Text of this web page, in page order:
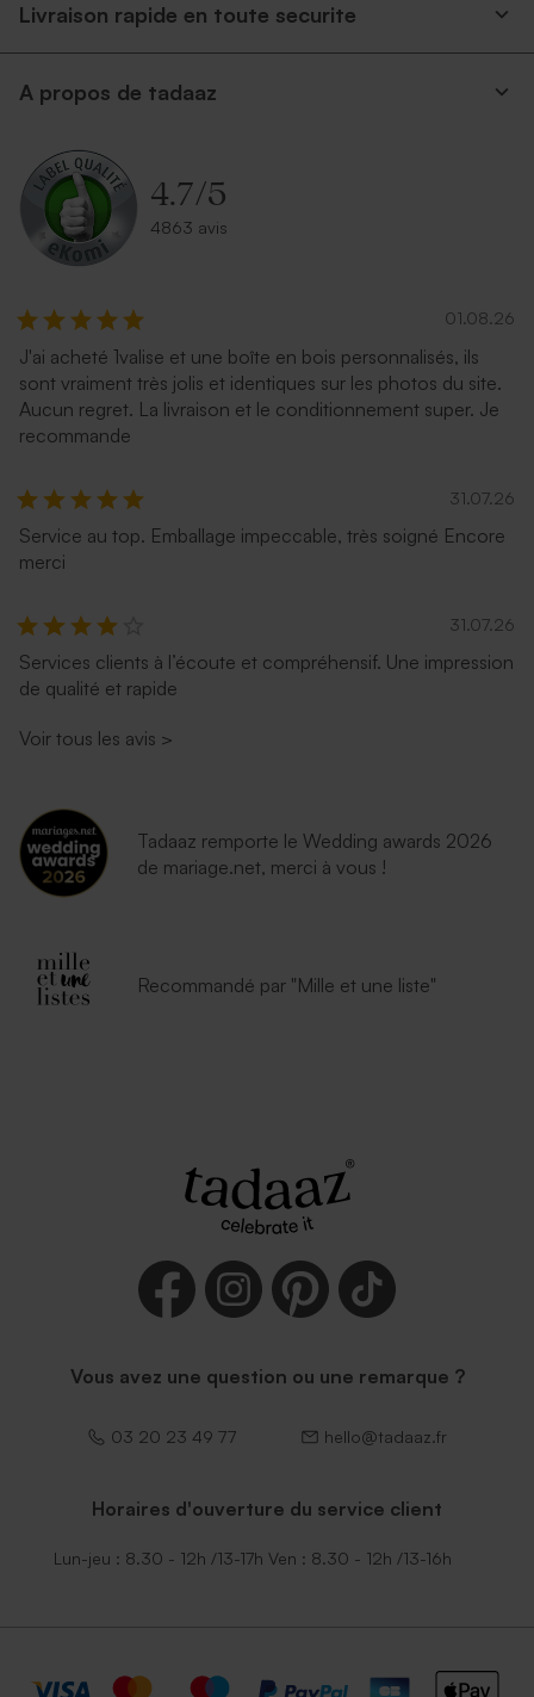
Enveloppe vœux dorée
Superbe enveloppe carrée
Enveloppe vœux mouchetée Enveloppe voeux rouille petit
format
Livraison rapide en toute securite
A propos de tadaaz
4.7/5
4863 avis
01.08.26
J'ai acheté 1valise et une boîte en bois personnalisés, ils
sont vraiment très jolis et identiques sur les photos du site.
Aucun regret. La livraison et le conditionnement super. Je
recommande
31.07.26
Service au top. Emballage impeccable, très soigné Encore
merci
31.07.26
Services clients à l’écoute et compréhensif. Une impression
de qualité et rapide
Voir tous les avis >
Tadaaz remporte le Wedding awards 2026
de mariage.net, merci à vous !
Recommandé par "Mille et une liste"
Vous avez une question ou une remarque ?
03 20 23 49 77 hello@tadaaz.fr
Horaires d'ouverture du service client
Lun-jeu : 8.30 - 12h /13-17h Ven : 8.30 - 12h /13-16h